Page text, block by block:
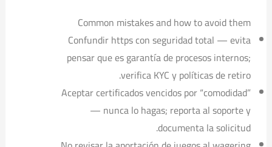
Common mistakes and how to avoid them
Confundir https con seguridad total — evita
pensar que es garantía de procesos internos;
verifica KYC y políticas de retiro.
Aceptar certificados vencidos por “comodidad”
— nunca lo hagas; reporta al soporte y
documenta la solicitud.